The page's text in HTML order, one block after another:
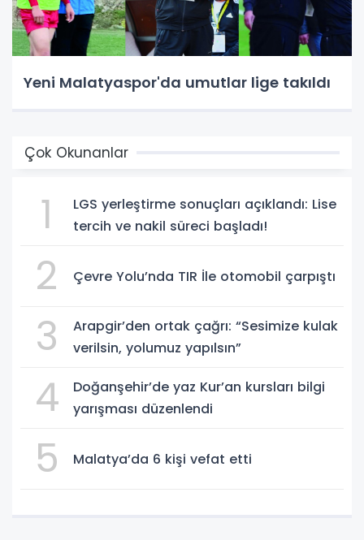
Yeni Malatyaspor'da umutlar lige takıldı
Çok Okunanlar
1
LGS yerleştirme sonuçları açıklandı: Lise
tercih ve nakil süreci başladı!
2 Çevre Yolu’nda TIR İle otomobil çarpıştı
3
Arapgir’den ortak çağrı: “Sesimize kulak
verilsin, yolumuz yapılsın”
4
Doğanşehir’de yaz Kur’an kursları bilgi
yarışması düzenlendi
5 Malatya’da 6 kişi vefat etti